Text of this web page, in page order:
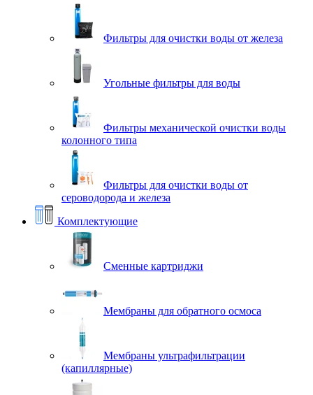
Фильтры для очистки воды от железа
Угольные фильтры для воды
Фильтры механической очистки воды
колонного типа
Фильтры для очистки воды от
сероводорода и железа
Комплектующие
Сменные картриджи
Мембраны для обратного осмоса
Мембраны ультрафильтрации
(капиллярные)